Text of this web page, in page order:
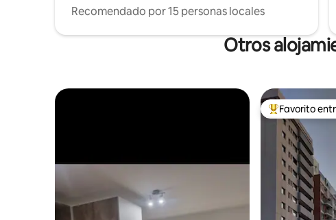
Recomendado por 15 personas locales
Otros
Favorito entre
Favorito